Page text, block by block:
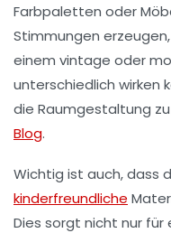
Farbpaletten oder
Stimmungen
einem vintage oder
unterschiedlich wirken
die Raumgestaltung
Blog.
Wichtig ist auch, dass
kinderfreundliche
Dies sorgt nicht nur